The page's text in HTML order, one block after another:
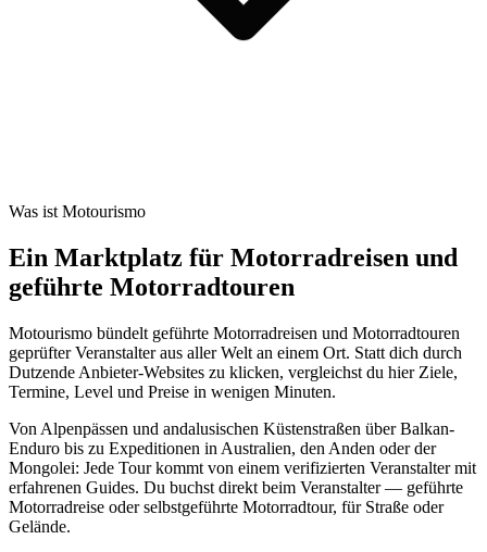
Was ist Motourismo
Ein Marktplatz für Motorradreisen und
geführte Motorradtouren
Motourismo bündelt geführte Motorradreisen und Motorradtouren
geprüfter Veranstalter aus aller Welt an einem Ort. Statt dich durch
Dutzende Anbieter-Websites zu klicken, vergleichst du hier Ziele,
Termine, Level und Preise in wenigen Minuten.
Von Alpenpässen und andalusischen Küstenstraßen über Balkan-
Enduro bis zu Expeditionen in Australien, den Anden oder der
Mongolei: Jede Tour kommt von einem verifizierten Veranstalter mit
erfahrenen Guides. Du buchst direkt beim Veranstalter — geführte
Motorradreise oder selbstgeführte Motorradtour, für Straße oder
Gelände.